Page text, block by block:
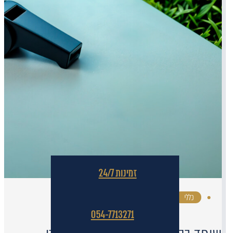
כללי
זמינות 24/7
054-7713271